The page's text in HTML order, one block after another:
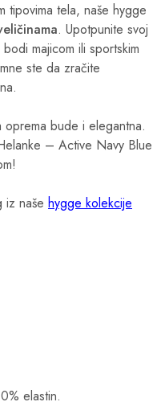
tipovima tela, naše hygge
. Upotpunite svoj
majicom ili sportskim
ste da zračite
oprema bude i elegantna.
– Active Navy Blue
iz naše hygge kolekcije
elastin.